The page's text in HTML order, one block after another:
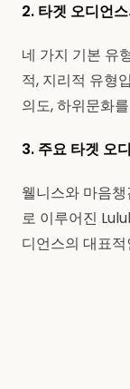
2. 타겟 오디언
네 가지 기본 유
적, 지리적 유형
의도, 하위문화
3. 주요 타겟 오
웰니스와 마음
로 이루어진
디언스의 대표